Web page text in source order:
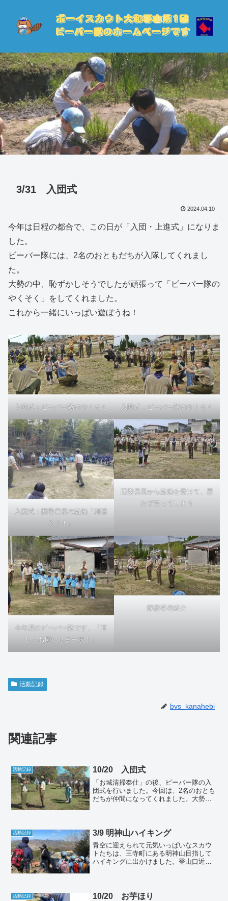
3/31 入団式
2024.04.10
今年は日程の都合で、この日が「入団・上進式」になりま
した。
ビーバー隊には、2名のおともだちが入隊してくれまし
た。
大勢の中、恥ずかしそうでしたが頑張って「ビーバー隊の
やくそく」をしてくれました。
これから一緒にいっぱい遊ぼうね！
入団式：ビーバー隊のやくそく 入団式：ビーバー隊のやくそく
入団式：団委員長の激励「頑張
ろう！」
団委員長から激励を受けて、思
わず笑ってしまう
今年度のビーバー隊です、「宜
しくお願いしまーす！」
隊指導者紹介
活動記録
bvs_kanahebi
関連記事
活動記録 10/20 入団式
「お城清掃奉仕」の後、ビーバー隊の入
団式を行いました。今回は、2名のおとも
だちが仲間になってくれました。大勢の
委員長がなんだか嬉ReadMore...
活動記録 3/9 明神山ハイキング
青空に迎えられて元気いっぱいなスカウ
トたちは、王寺町にある明神山目指して
ハイキングに出かけました。登山口近く
徳太子の飼い犬「雪丸」はReadMore...
活動記録 10/20 お芋ほり